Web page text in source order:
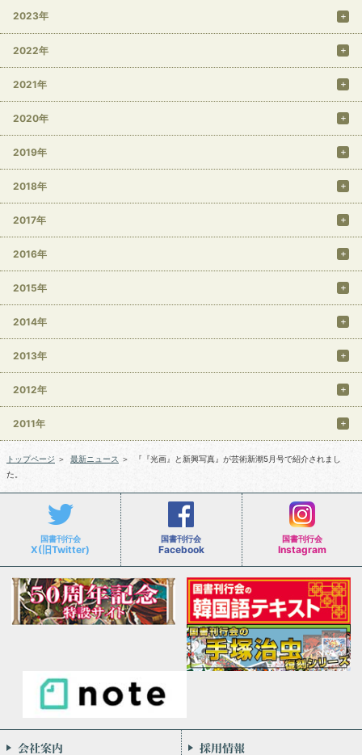
2023年
2022年
2021年
2020年
2019年
2018年
2017年
2016年
2015年
2014年
2013年
2012年
2011年
トップページ ＞ 最新ニュース ＞
『『光画』と新興写真』が芸術新潮5月号で紹介されまし
た。
国書刊行会
X(旧Twitter)
国書刊行会
Facebook
国書刊行会
Instagram
会社案内